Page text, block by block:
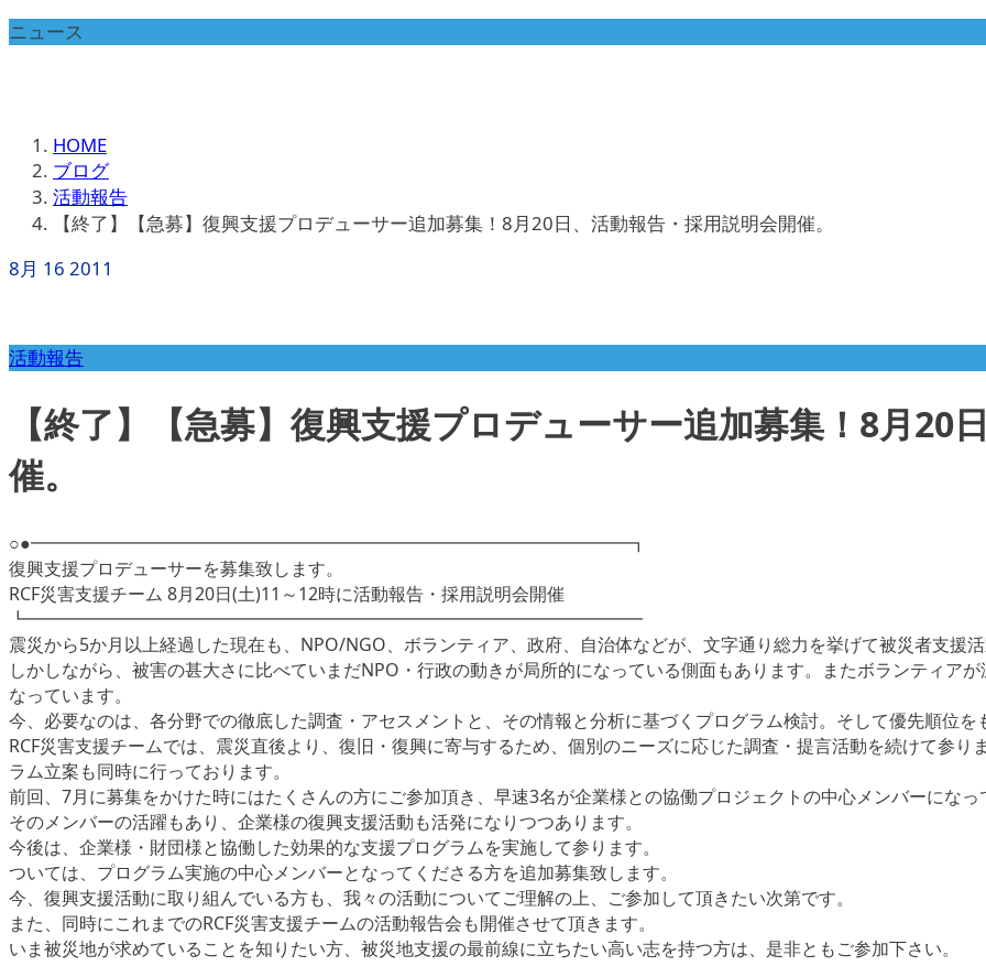
ニュース
HOME
ブログ
活動報告
【終了】【急募】復興支援プロデューサー追加募集！8月20日、活動報告・採用説明会開催。
8月 16 2011
活動報告
【終了】【急募】復興支援プロデューサー追加募集！8月20
催。
○●━━━━━━━━━━━━━━━━━━━━━━━━━━━━━━━━━━┓
復興支援プロデューサーを募集致します。
RCF災害支援チーム 8月20日(土)11～12時に活動報告・採用説明会開催
┗━━━━━━━━━━━━━━━━━━━━━━━━━━━━━━━━━━━
震災から5か月以上経過した現在も、NPO/NGO、ボランティア、政府、自治体などが、文字通り総力を挙げて被災者支援活
しかしながら、被害の甚大さに比べていまだNPO・行政の動きが局所的になっている側面もあります。またボランティア
なっています。
今、必要なのは、各分野での徹底した調査・アセスメントと、その情報と分析に基づくプログラム検討。そして優先順位を
RCF災害支援チームでは、震災直後より、復旧・復興に寄与するため、個別のニーズに応じた調査・提言活動を続けて参
ラム立案も同時に行っております。
前回、7月に募集をかけた時にはたくさんの方にご参加頂き、早速3名が企業様との協働プロジェクトの中心メンバーになっ
そのメンバーの活躍もあり、企業様の復興支援活動も活発になりつつあります。
今後は、企業様・財団様と協働した効果的な支援プログラムを実施して参ります。
ついては、プログラム実施の中心メンバーとなってくださる方を追加募集致します。
今、復興支援活動に取り組んでいる方も、我々の活動についてご理解の上、ご参加して頂きたい次第です。
また、同時にこれまでのRCF災害支援チームの活動報告会も開催させて頂きます。
いま被災地が求めていることを知りたい方、被災地支援の最前線に立ちたい高い志を持つ方は、是非ともご参加下さい。